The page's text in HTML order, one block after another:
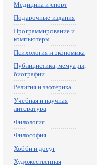
Медицина и спорт
Подарочные издания
Программирование и
компьютеры
Психология и экономика
Публицистика, мемуары,
биографии
Религия и эзотерика
Учебная и научная
литература
Филология
Философия
Хобби и досуг
Художественная